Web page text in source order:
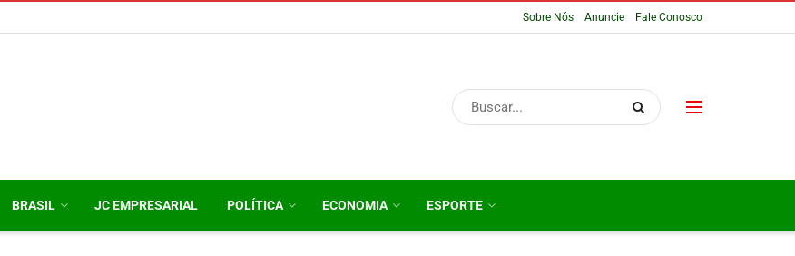
Sobre Nós Anuncie Fale Conosco
BRASIL JC EMPRESARIAL POLÍTICA ECONOMIA ESPORTE